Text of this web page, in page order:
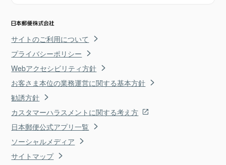
サイトのご利用について
プライバシーポリシー
Webアクセシビリティ方針
お客さま本位の業務運営に関する基本方針
勧誘方針
カスタマーハラスメントに関する考え方
日本郵便公式アプリ一覧
ソーシャルメディア
サイトマップ